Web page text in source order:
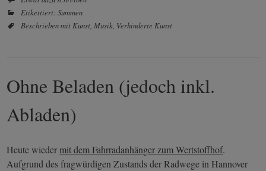
Etikettiert:Summen
Beschrieben mitKunst,Musik, Verhinderte Kunst
Ohne Beladen (jedoch inkl.
Abladen)
Heute wieder mit dem Fahrradanhänger zum Wertstoffhof.
Aufgrund des fragwürdigen Zustands der Radwege in Hannover